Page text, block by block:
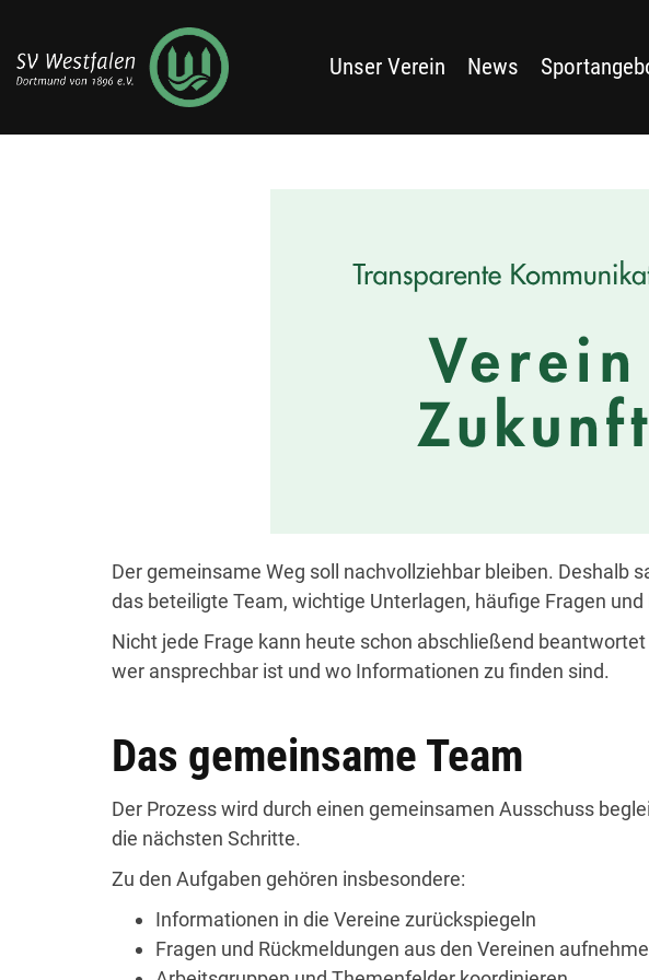
Unser Verein News
Der gemeinsame Weg soll nachvollziehbar bleiben.
das beteiligte Team, wichtige Unterlagen, häufige Fragen
Nicht jede Frage kann heute schon abschließend
wer ansprechbar ist und wo Informationen zu finden sind.
Das gemeinsame Team
Der Prozess wird durch einen gemeinsamen Ausschuss
die nächsten Schritte.
Zu den Aufgaben gehören insbesondere:
Informationen in die Vereine zurückspiegeln
Fragen und Rückmeldungen aus den Vereinen